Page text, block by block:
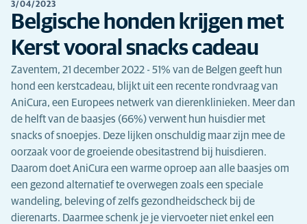
3/04/2023
Belgische honden krijgen met
Kerst vooral snacks cadeau
Zaventem, 21 december 2022 - 51% van de Belgen geeft hun
hond een kerstcadeau, blijkt uit een recente rondvraag van
AniCura, een Europees netwerk van dierenklinieken. Meer dan
de helft van de baasjes (66%) verwent hun huisdier met
snacks of snoepjes. Deze lijken onschuldig maar zijn mee de
oorzaak voor de groeiende obesitastrend bij huisdieren.
Daarom doet AniCura een warme oproep aan alle baasjes om
een gezond alternatief te overwegen zoals een speciale
wandeling, beleving of zelfs gezondheidscheck bij de
dierenarts. Daarmee schenk je je viervoeter niet enkel een